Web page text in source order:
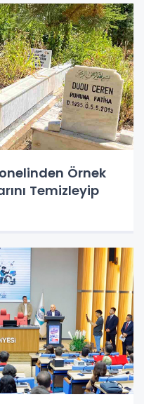
Örnek
Temizleyip